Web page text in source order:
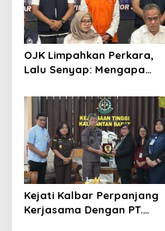
OJK Limpahkan Perkara,
Lalu Senyap: Mengapa
Investree Nyaris Hilang
dari Pemberitaan?
Kejati Kalbar Perpanjang
Kerjasama Dengan PT.